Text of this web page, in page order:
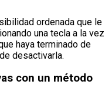
ordenada que le
una tecla a la vez
haya terminado de
desactivarla.
con un método